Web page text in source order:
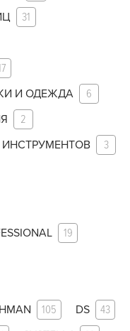
31
И ОДЕЖДА 6
2
3
19
105 DS 43